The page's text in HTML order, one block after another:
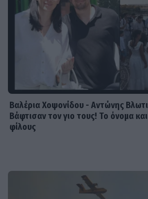
Βαλέρια Χοψονίδου - Αντώνης
Βάφτισαν τον γιο τους! Το όνομα
φίλους